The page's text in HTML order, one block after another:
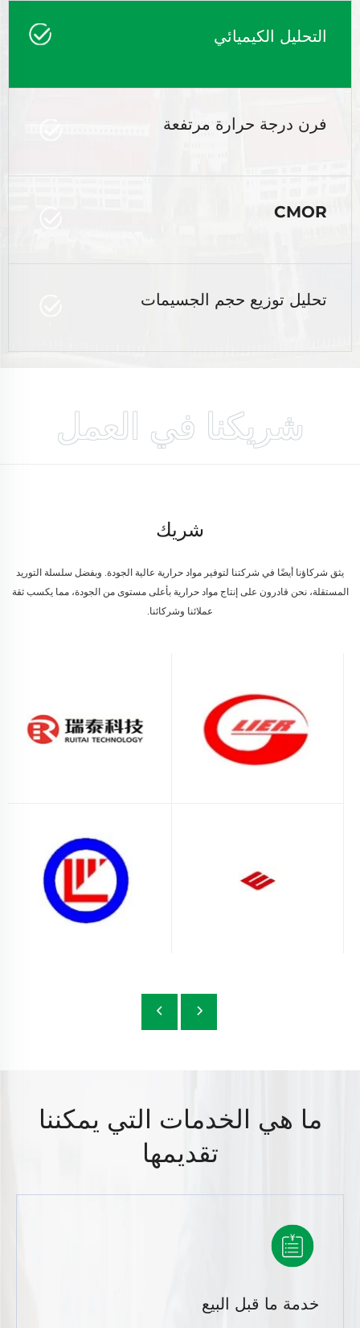
التحليل الكيميائي
فرن درجة حرارة مرتفعة
CMOR
تحليل توزيع حجم الجسيمات
شريكنا في العمل
شريك
يثق شركاؤنا أيضًا في شركتنا لتوفير مواد حرارية عالية الجودة. وبفضل سلسلة التوريد
المستقلة، نحن قادرون على إنتاج مواد حرارية بأعلى مستوى من الجودة، مما يكسب ثقة
عملائنا وشركائنا.
ما هي الخدمات التي يمكننا
تقديمها
خدمة ما قبل البيع